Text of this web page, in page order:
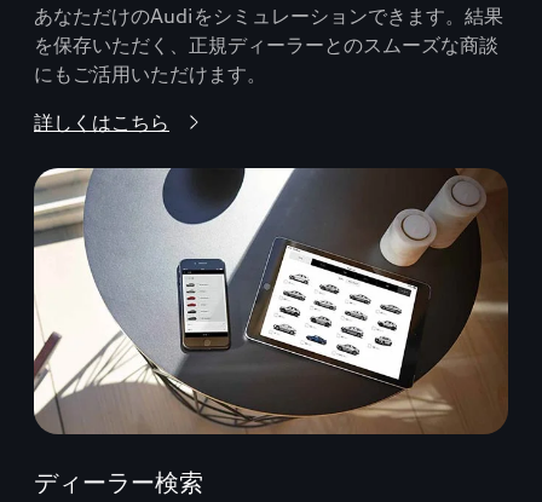
あなただけのAudiをシミュレーションできます。結果
を保存いただく、正規ディーラーとのスムーズな商談
にもご活用いただけます。
詳しくはこちら
ディーラー検索